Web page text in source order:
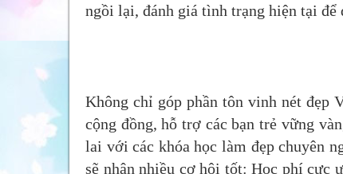
ngồi lại, đánh giá tình trạng hiện tại để
Không chỉ góp phần tôn vinh nét đẹp
cộng đồng, hỗ trợ các bạn trẻ vững
lai với các khóa học làm đẹp chuyên
sẽ nhận nhiều cơ hội tốt: Học phí cực